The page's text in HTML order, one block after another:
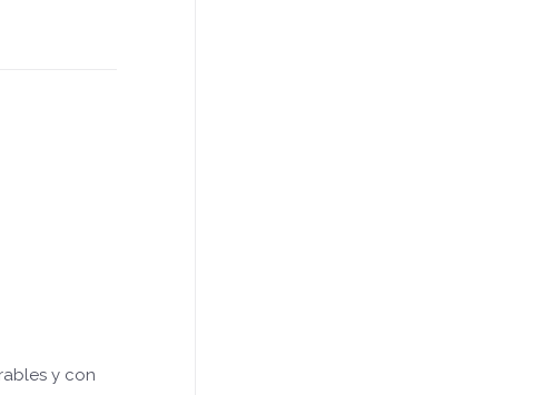
y con